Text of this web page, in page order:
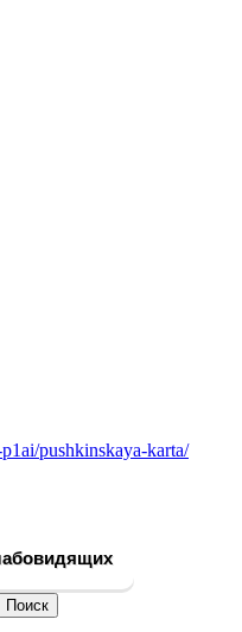
pushkinskaya-karta/